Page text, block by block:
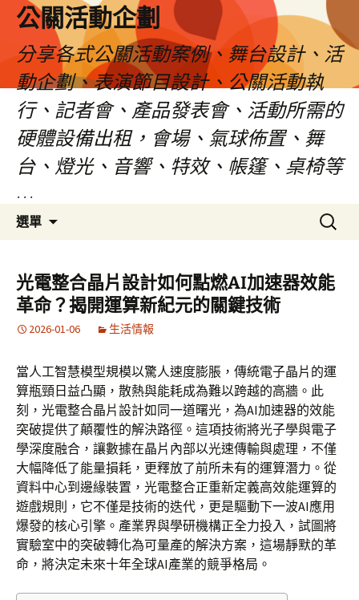
公關活動企劃
分享各式公關活動案例、舞台設計、活
動企劃、表演節目設計、公關活動執
行、記者會、產品發表會、活動所需的
硬體設備出租，會場、氣球佈置、舞
台、燈光、音響、特效、帳篷、桌椅等
…
選單
要
內
容
搜
尋
鍵
字:
光電整合晶片設計如何點燃AI加速器效能
革命？揭開運算新紀元的關鍵技術
2026-01-06 生活情報
當人工智慧模型規模以驚人速度膨脹，傳統電子晶片的運
算瓶頸日益凸顯，散熱與能耗成為難以跨越的高牆。此
刻，光電整合晶片設計如同一道曙光，為AI加速器的效能
突破提供了顛覆性的解決路徑。這項技術將光子學與電子
學深度融合，讓數據在晶片內部以光速傳輸與處理，不僅
大幅降低了能量損耗，更釋放了前所未有的運算潛力。從
資料中心到邊緣裝置，光電整合正重新定義高效能運算的
遊戲規則，它不僅是技術的迭代，更是驅動下一波AI應用
爆發的核心引擎。產業界與學研機構正全力投入，試圖將
實驗室中的突破轉化為可量產的解決方案，這場靜默的革
命，將決定未來十年全球AI產業的競爭格局。